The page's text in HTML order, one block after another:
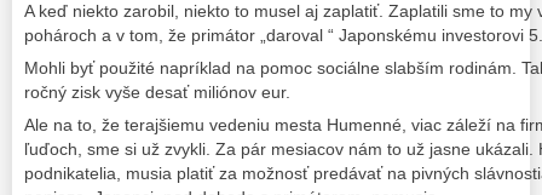
A keď niekto zarobil, niekto to musel aj zaplatiť. Zaplatili sme to my
pohároch a v tom, že primátor „daroval “ Japonskému investorovi
Mohli byť použité napríklad na pomoc sociálne slabším rodinám.
ročný zisk vyše desať miliónov eur.
Ale na to, že terajšiemu vedeniu mesta Humenné, viac záleží na
ľuďoch, sme si už zvykli. Za pár mesiacov nám to už jasne
podnikatelia, musia platiť za možnosť predávať na pivných